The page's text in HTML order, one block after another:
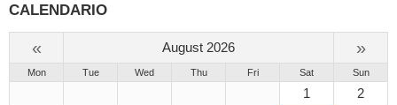
CALENDARIO
« August 2026 »
Mon Tue Wed Thu Fri Sat Sun
1
2